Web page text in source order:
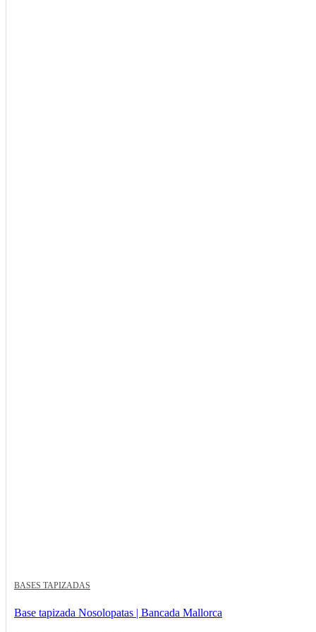
BASES TAPIZADAS
Base tapizada Nosolopatas | Bancada Mallorca